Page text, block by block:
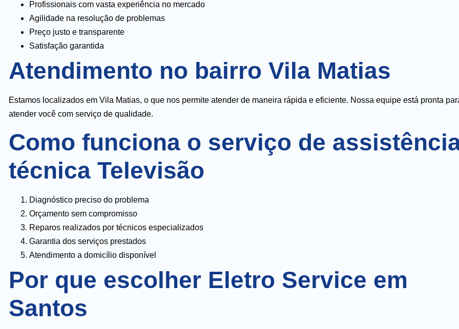
Profissionais com vasta experiência no mercado
Agilidade na resolução de problemas
Preço justo e transparente
Satisfação garantida
Atendimento no bairro Vila Matias
Estamos localizados em Vila Matias, o que nos permite atender de maneira rápida e eficiente. Nossa equipe está pronta
atender você com serviço de qualidade.
Como funciona o serviço de
técnica Televisão
Diagnóstico preciso do problema
Orçamento sem compromisso
Reparos realizados por técnicos especializados
Garantia dos serviços prestados
Atendimento a domicílio disponível
Por que escolher Eletro Service em
Santos